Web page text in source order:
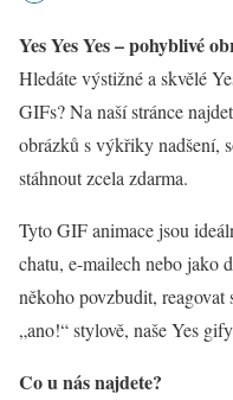
Yes Yes Yes – pohyblivé
Hledáte výstižné a skvělé
GIFs? Na naší stránce
obrázků s výkřiky nadšení,
stáhnout zcela zdarma.
Tyto GIF animace jsou
chatu, e-mailech nebo jako
někoho povzbudit, reagovat
„ano!“ stylově, naše Yes
Co u nás najdete?